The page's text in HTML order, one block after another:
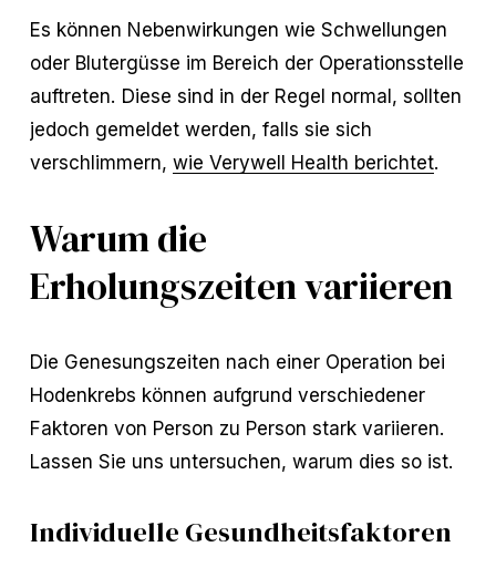
Es können Nebenwirkungen wie Schwellungen
oder Blutergüsse im Bereich der Operationsstelle
auftreten. Diese sind in der Regel normal, sollten
jedoch gemeldet werden, falls sie sich
verschlimmern, wie Verywell Health berichtet.
Warum die
Erholungszeiten variieren
Die Genesungszeiten nach einer Operation bei
Hodenkrebs können aufgrund verschiedener
Faktoren von Person zu Person stark variieren.
Lassen Sie uns untersuchen, warum dies so ist.
Individuelle Gesundheitsfaktoren